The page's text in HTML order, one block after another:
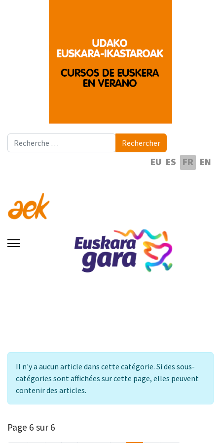
Rechercher Rechercher
EU ES FR EN
Info
Il n'y a aucun article dans cette catégorie. Si des sous-
catégories sont affichées sur cette page, elles peuvent
contenir des articles.
Page 6 sur 6